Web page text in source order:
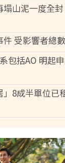
山泥一度全
受影響者總
包括AO 明起
8成半單位已